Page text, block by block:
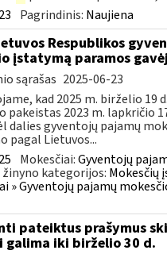
Pagrindinis: Naujiena
Respublikos
įstatymą paramos
sąrašas 2025-06-23
kad 2025 m. birželio 19
pakeistas 2023 m. lapkričio
dalies gyventojų pajamų
pagal Lietuvos...
Mokesčiai:Gyventojų
žinyno kategorijos: Mokesčių
» Gyventojų pajamų
pateiktus prašymus
galima iki birželio 30 d.